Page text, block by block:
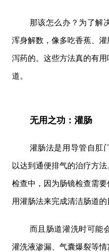
那该怎么办？为了解
浑身解数，像多吃香蕉、
泻药的。这些方法真的有
道。
无用之功：灌肠
灌肠法是用导管自肛
以达到通便排气的治疗方
检查中，因为肠镜检查需
用灌肠法来完成清洁肠道的
而且肠道灌洗时可能
灌洗液渗漏、气囊爆裂等